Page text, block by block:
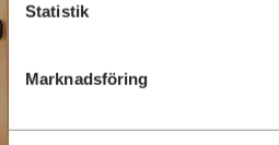
Statistik
Marknadsföring